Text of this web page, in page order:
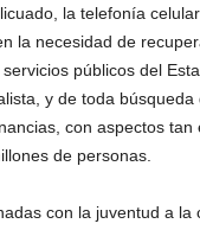
la telefonía
la necesidad de
públicos del
y de toda búsqueda
con aspectos tan
de personas.
con la juventud a la